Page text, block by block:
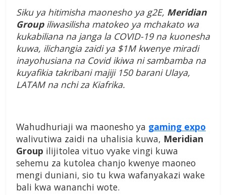
Siku ya hitimisha maonesho ya g2E, Meridian
Groupiliwasilisha matokeo ya mchakato wa
kukabiliana na janga la COVID-19 na kuonesha
kuwa, ilichangia zaidi ya $1M kwenye miradi
inayohusiana na Covid ikiwa ni sambamba na
kuyafikia takribani majiji 150 barani Ulaya,
LATAM na nchi za Kiafrika.
Wahudhuriaji wa maonesho ya gaming expo
walivutiwa zaidi na uhalisia kuwa, Meridian
Group ilijitolea vituo vyake vingi kuwa
sehemu za kutolea chanjo kwenye maoneo
mengi duniani, sio tu kwa wafanyakazi wake
bali kwa wananchi wote.